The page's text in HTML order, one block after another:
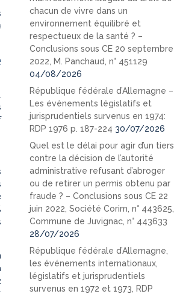
chacun de vivre dans un
environnement équilibré et
respectueux de la santé ? –
Conclusions sous CE 20 septembre
2022, M. Panchaud, n° 451129
04/08/2026
République fédérale d’Allemagne –
Les évènements législatifs et
jurisprudentiels survenus en 1974:
RDP 1976 p. 187-224 30/07/2026
Quel est le délai pour agir d’un tiers
contre la décision de l’autorité
administrative refusant d’abroger
ou de retirer un permis obtenu par
fraude ? – Conclusions sous CE 22
juin 2022, Société Corim, n° 443625,
Commune de Juvignac, n° 443633
28/07/2026
République fédérale d’Allemagne,
les événements internationaux,
législatifs et jurisprudentiels
survenus en 1972 et 1973, RDP